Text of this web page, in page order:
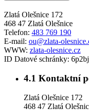
Zlatá Olešnice 172
468 47 Zlatá Olešnice
Telefon: 483 769 190
E-mail: ou@zlata-
WWW: zlata-olesnice.cz
ID Datové schránky:
4.1 Kontaktní
Zlatá Olešnice 172
468 47 Zlatá